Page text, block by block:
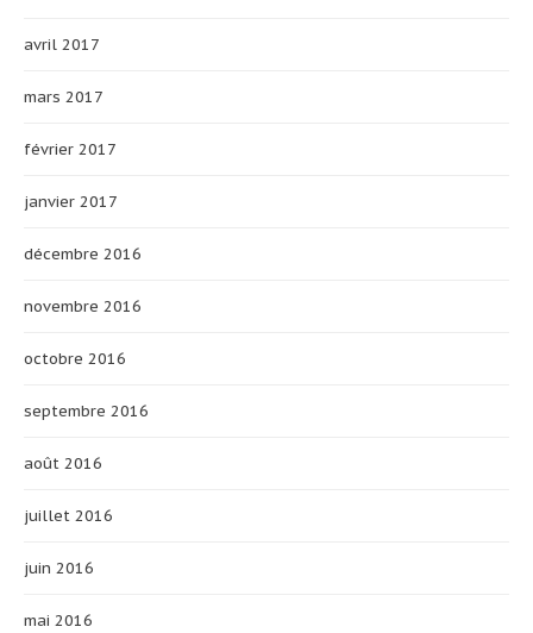
avril 2017
mars 2017
février 2017
janvier 2017
décembre 2016
novembre 2016
octobre 2016
septembre 2016
août 2016
juillet 2016
juin 2016
mai 2016